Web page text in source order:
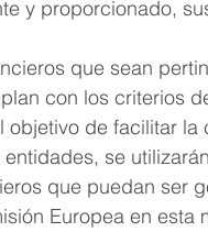
y proporcionado,
que sean
con los criterios
de facilitar la
se
que puedan ser
Europea en esta